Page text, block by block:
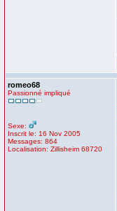
romeo68
Passionné impliqué
Sexe:
Inscrit le: 16 Nov 2005
Messages: 864
Localisation: Zillisheim 68720